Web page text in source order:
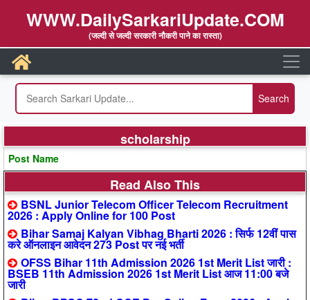
WWW.DailySarkariUpdate.COM
(जल्दी से जल्दी सरकारी नौकरी पाने का रास्ता)
scholarship
Post Name
Read Also This
BSNL Junior Telecom Officer Telecom Recruitment
2026 : Apply Online for 100 Post
Bihar Samaj Kalyan Vibhag Bharti 2026 : सिर्फ 12वीं पास
करे ऑनलाइन आवेदन 273 Post पर नई भर्ती
OFSS Bihar 11th Admission 2026 1st Merit List जारी :
BSEB 11th Admission 2026 1st Merit List आज 11:00 बजे
जारी